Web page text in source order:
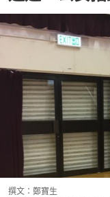
撰文： 鄭寶生